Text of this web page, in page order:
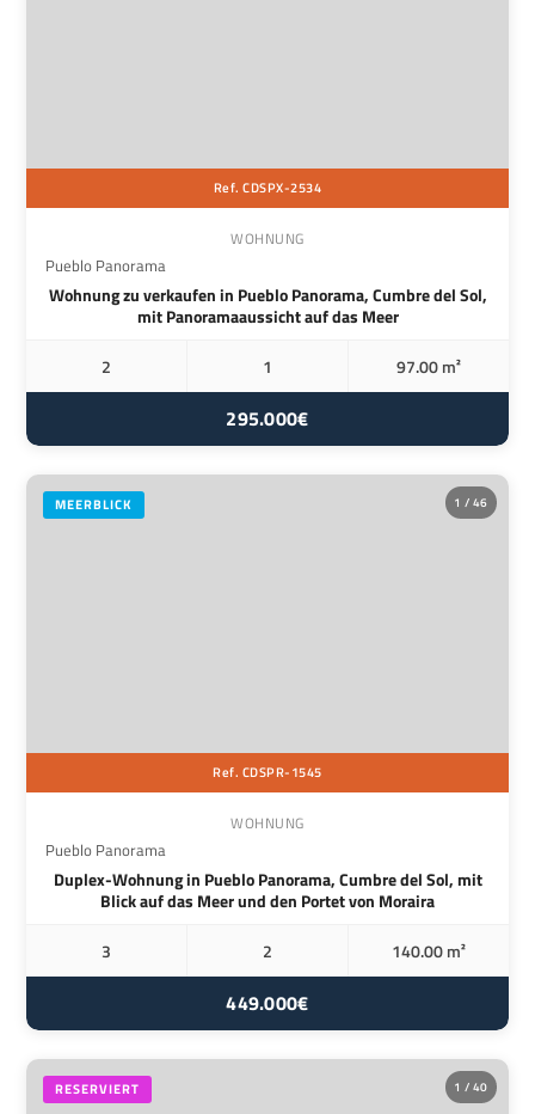
Ref. CDSPX-2534
WOHNUNG
Pueblo Panorama
Wohnung zu verkaufen in Pueblo Panorama, Cumbre del Sol,
mit Panoramaaussicht auf das Meer
2
1 97.00 m²
295.000€
1 / 46
MEERBLICK
Ref. CDSPR-1545
WOHNUNG
Pueblo Panorama
Duplex-Wohnung in Pueblo Panorama, Cumbre del Sol, mit
Blick auf das Meer und den Portet von Moraira
3
2 140.00 m²
449.000€
1 / 40
RESERVIERT